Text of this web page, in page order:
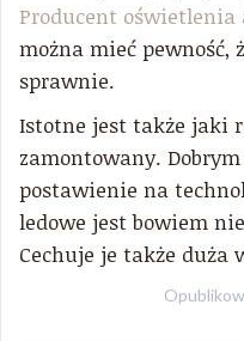
Producent oświetlenia
można mieć pewność,
sprawnie.
Istotne jest także jaki
zamontowany.
postawienie na
ledowe jest bowiem
Cechuje je także duża